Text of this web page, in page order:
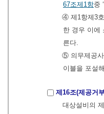
67조제1항중
④ 제1항제3
한 경우 이에
른다.
⑤ 의무제공사
이블을 포설
제16조(제공거
대상설비의